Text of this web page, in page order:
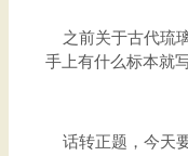
之前关于古代琉
手上有什么标本就
话转正题，今天